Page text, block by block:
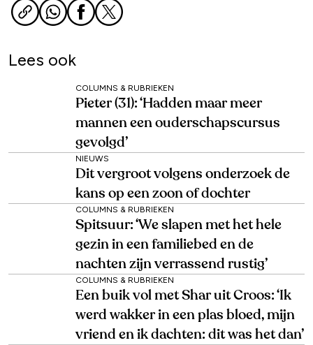
Lees ook
COLUMNS & RUBRIEKEN
Pieter (31): ‘Hadden maar meer
mannen een ouderschapscursus
gevolgd’
NIEUWS
Dit vergroot volgens onderzoek de
kans op een zoon of dochter
COLUMNS & RUBRIEKEN
Spitsuur: ‘We slapen met het hele
gezin in een familiebed en de
nachten zijn verrassend rustig’
COLUMNS & RUBRIEKEN
Een buik vol met Shar uit Croos: ‘Ik
werd wakker in een plas bloed, mijn
vriend en ik dachten: dit was het dan’